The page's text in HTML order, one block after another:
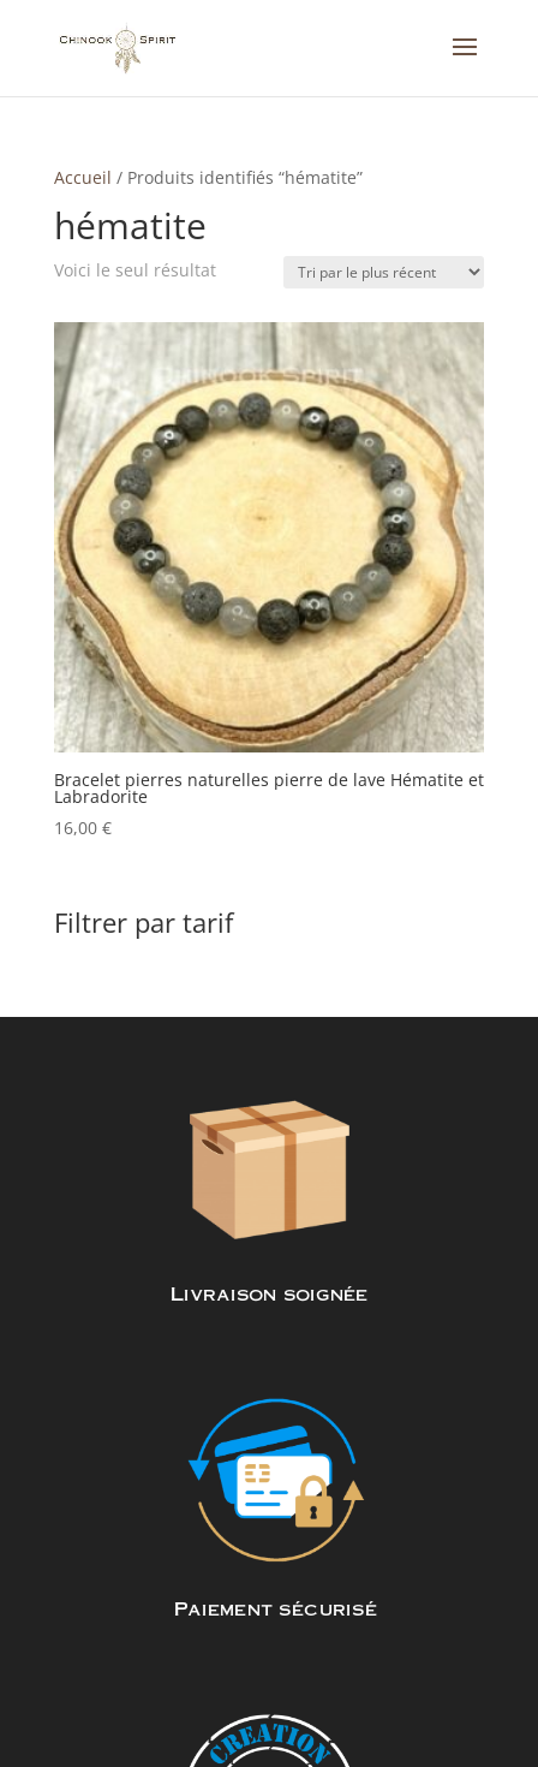
Accueil / Produits identifiés “hématite”
hématite
Voici le seul résultat
Bracelet pierres naturelles pierre de lave Hématite et
Labradorite
16,00 €
Filtrer par tarif
Livraison soignée
Paiement sécurisé